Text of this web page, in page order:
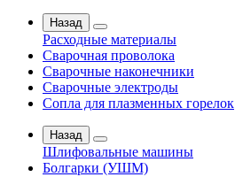
Назад
Расходные материалы
Сварочная проволока
Сварочные наконечники
Сварочные электроды
Сопла для плазменных горелок
Назад
Шлифовальные машины
Болгарки (УШМ)